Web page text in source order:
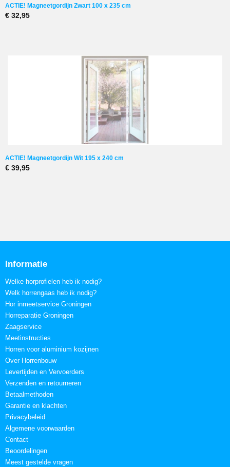
ACTIE! Magneetgordijn Zwart 100 x 235 cm
€ 32,95
ACTIE! Magneetgordijn Wit 195 x 240 cm
€ 39,95
Informatie
Welke horprofielen heb ik nodig?
Welk horrengaas heb ik nodig?
Hor inmeetservice Groningen
Horreparatie Groningen
Zaagservice
Meetinstructies
Horren voor aluminium kozijnen
Over Horrenbouw
Levertijden en Vervoerders
Verzenden en retourneren
Betaalmethoden
Garantie en klachten
Privacybeleid
Algemene voorwaarden
Contact
Beoordelingen
Meest gestelde vragen